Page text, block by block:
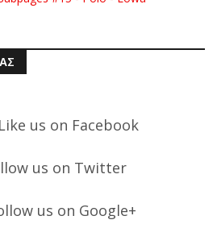
Like us on Facebook
us on Twitter
us on Google+